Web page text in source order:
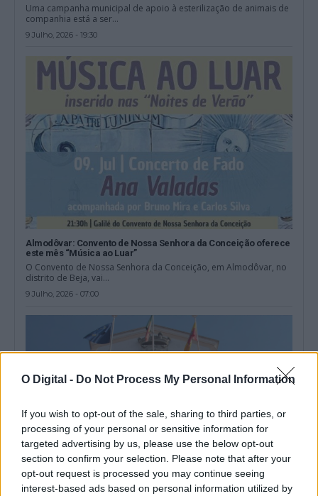
O Digital - Do Not Process My Personal Information
If you wish to opt-out of the sale, sharing to third parties, or
processing of your personal or sensitive information for
targeted advertising by us, please use the below opt-out
section to confirm your selection. Please note that after your
opt-out request is processed you may continue seeing
interest-based ads based on personal information utilized by
Uma campanha municipal de apoio à esterilização de animais de
companhia está a ser...
9 Julho, 2026 - 19:30
Almodôvar: Convento de Nossa Senhora da Conceição oferece
este mês “Música ao Luar”
O Convento de Nossa Senhora da Conceição, em Almodôvar, no
distrito de Beja, vai...
9 Julho, 2026 - 07:00